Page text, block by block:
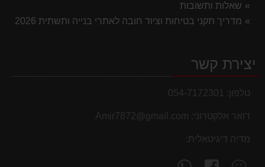
שאלות ותשובות
מדריך תקני בטיחות וציוד חובה לאתרי בנייה ותשתית 2026
יצירת קשר
טלפון: 054-7172301
דואר אלקטרוני: Amir7872@gmail.com
מדיה דיגיטאלית:
מצא
עקוב